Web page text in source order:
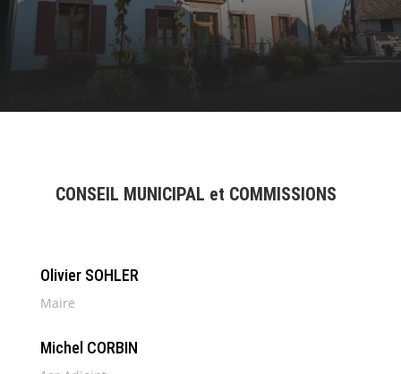
CONSEIL MUNICIPAL et COMMISSIONS
Olivier SOHLER
Maire
Michel CORBIN